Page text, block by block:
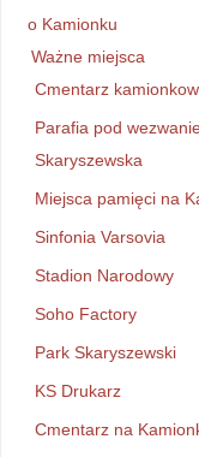
o Kamionku
Ważne miejsca
Cmentarz
Parafia pod
Skaryszewska
Miejsca pamięci na
Sinfonia Varsovia
Stadion Narodowy
Soho Factory
Park Skaryszewski
KS Drukarz
Cmentarz na